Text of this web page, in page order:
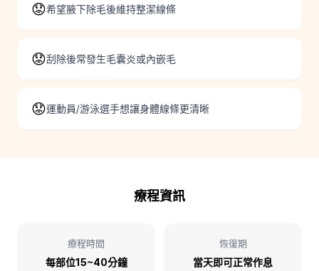
😟希望腋下除毛後維持整潔線條
😟刮除後常發生毛囊炎或內嵌毛
😟運動員/游泳選手想讓身體線條更清晰
療程資訊
療程時間
每部位15~40分鐘
恢復期
當天即可正常作息